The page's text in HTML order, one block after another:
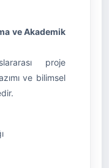
ve Akademik
proje
ve bilimsel